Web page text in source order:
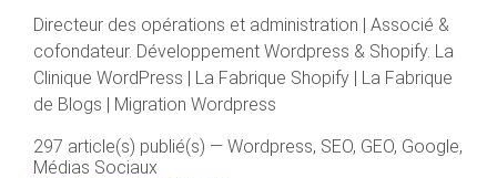
Directeur des opérations et administration | Associé &
cofondateur. Développement Wordpress & Shopify. La
Clinique WordPress | La Fabrique Shopify | La Fabrique
de Blogs | Migration Wordpress
297 article(s) publié(s) — Wordpress, SEO, GEO, Google,
Médias Sociaux